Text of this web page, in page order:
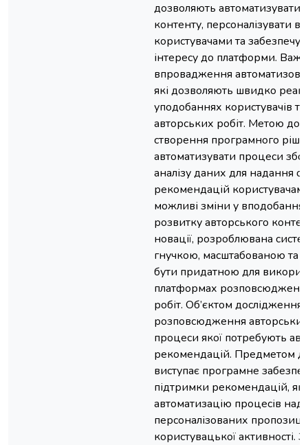
дозволяють автоматизувати
контенту, персоналізувати
користувачами та
інтересу до платформи.
впровадження
які дозволяють швидко
уподобаннях користувачів та
авторських робіт. Метою
створення програмного
автоматизувати процеси
аналізу даних для надання
рекомендацій
можливі зміни у
розвитку авторського
новації, розроблювана
гнучкою, масштабованою та
бути придатною для
платформах
робіт. Об’єктом
розповсюдження
процеси якої потребують
рекомендацій. Предметом
виступає програмне
підтримки рекомендацій,
автоматизацію процесів
персоналізованих
користувацької активності.